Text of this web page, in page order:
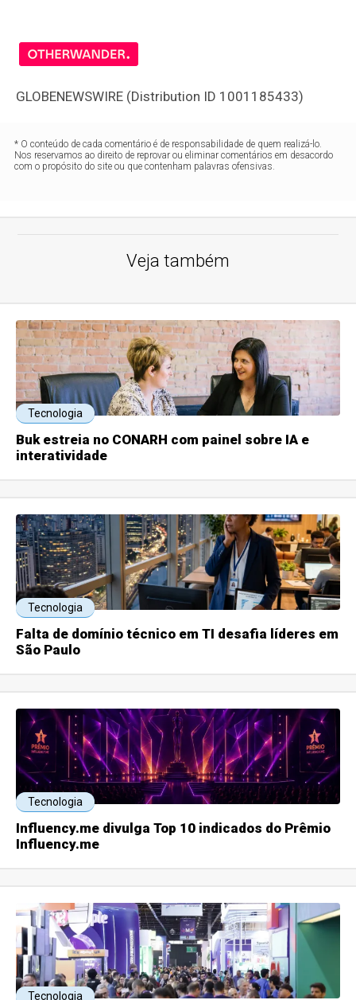
GLOBENEWSWIRE (Distribution ID 1001185433)
* O conteúdo de cada comentário é de responsabilidade de quem realizá-lo.
Nos reservamos ao direito de reprovar ou eliminar comentários em desacordo
com o propósito do site ou que contenham palavras ofensivas.
Veja também
Tecnologia
Buk estreia no CONARH com painel sobre IA e
interatividade
Tecnologia
Falta de domínio técnico em TI desafia líderes em
São Paulo
Tecnologia
Influency.me divulga Top 10 indicados do Prêmio
Influency.me
Tecnologia